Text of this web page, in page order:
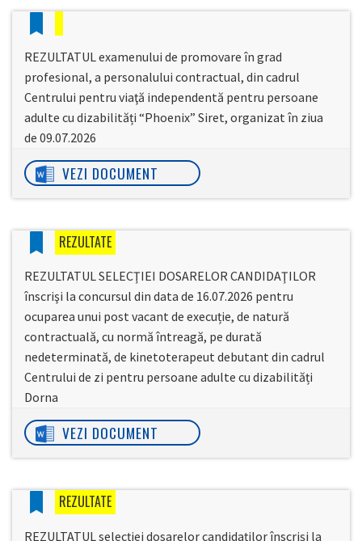
REZULTATUL examenului de promovare în grad
profesional, a personalului contractual, din cadrul
Centrului pentru viaţă independentă pentru persoane
adulte cu dizabilități “Phoenix” Siret, organizat în ziua
de 09.07.2026
VEZI DOCUMENT
REZULTATE
REZULTATUL SELECŢIEI DOSARELOR CANDIDAŢILOR
înscrişi la concursul din data de 16.07.2026 pentru
ocuparea unui post vacant de execuție, de natură
contractuală, cu normă întreagă, pe durată
nedeterminată, de kinetoterapeut debutant din cadrul
Centrului de zi pentru persoane adulte cu dizabilități
Dorna
VEZI DOCUMENT
REZULTATE
REZULTATUL selecției dosarelor candidaților înscriși la